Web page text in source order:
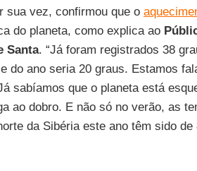
sua vez, confirmou que o
do planeta, como explica ao
Santa. “Já foram registrados 38
do ano seria 20 graus. Estamos
sabíamos que o planeta está
ao dobro. E não só no verão, as
da Sibéria este ano têm sido de